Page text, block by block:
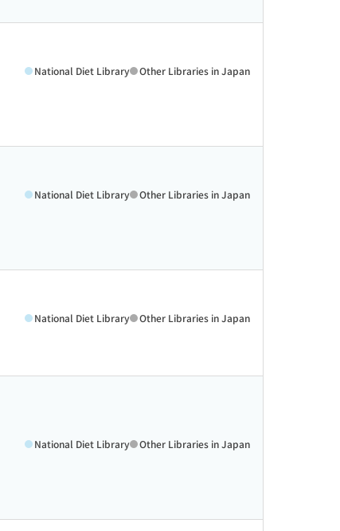
National Diet Library Other Libraries in Japan
National Diet Library Other Libraries in Japan
National Diet Library Other Libraries in Japan
National Diet Library Other Libraries in Japan